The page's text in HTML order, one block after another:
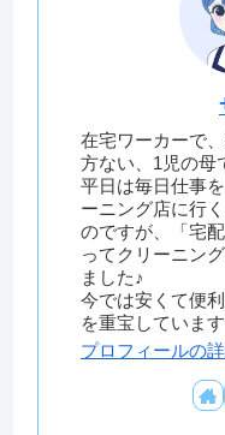
在宅ワーカーで
方ない、1児の母
平日は毎日仕事
ーニング店に行
のですが、「宅
ってクリーニン
ました♪
今では安くて便
を重宝していま
プロフィールの